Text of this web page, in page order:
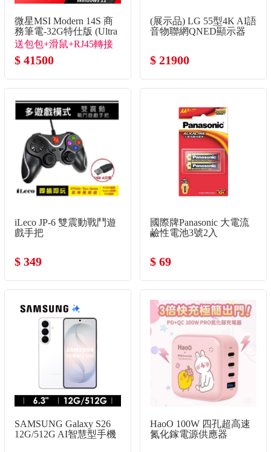
微星MSI Modern 14S 商
務筆電-32G特仕版 (Ultra
5-322/32G/512G
SSD/Win11/銀色)
送包包+滑鼠+RJ45轉接
線
$ 41500
(展示品) LG 55型4K AI語
音物聯網QNED顯示器
$ 21900
iLeco JP-6 雙震動戰鬥遊
戲手把
$ 349
國際牌Panasonic 大電流
鹼性電池3號2入
$ 69
SAMSUNG Galaxy S26
12G/512G AI智慧型手機
HaoO 100W 四孔超高速
氮化鎵電源供應器